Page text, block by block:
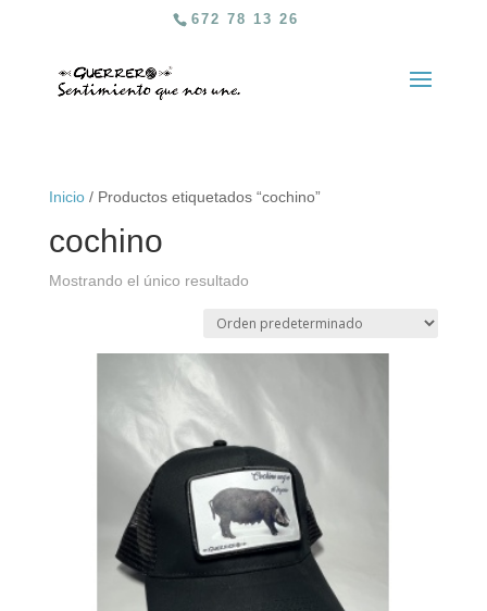
672 78 13 26
Inicio/ Productos etiquetados “cochino”
cochino
Mostrando el único resultado